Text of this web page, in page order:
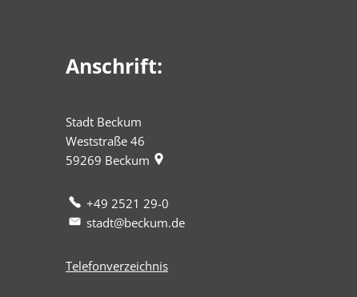
Anschrift:
Stadt Beckum
Weststraße 46
59269 Beckum
+49 2521 29-0
stadt@beckum.de
Telefonverzeichnis